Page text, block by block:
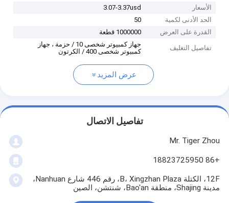
الأسعار
3.07-3.37usd
الحد الأدنى لكمية
50
القدرة على العرض
1000000 قطعة
تفاصيل التغليف
جهاز كمبيوتر شخصى 10 / حزمة ، جهاز
كمبيوتر شخصى 400 / الكرتون
عرض المزيد
تفاصيل الاتصال
Mr. Tiger Zhou
+86 18823725950
12F، الكتلة B، Xingzhan Plaza، رقم 446 شارع Nanhuan،
مدينة Shajing، منطقة Bao'an، شنتشن، الصين